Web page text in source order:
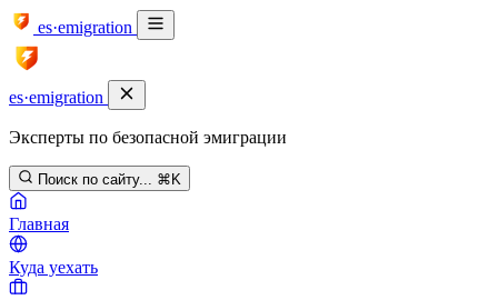
es·emigration
es·emigration
Эксперты по безопасной эмиграции
Поиск по сайту... ⌘K
Главная
Куда уехать